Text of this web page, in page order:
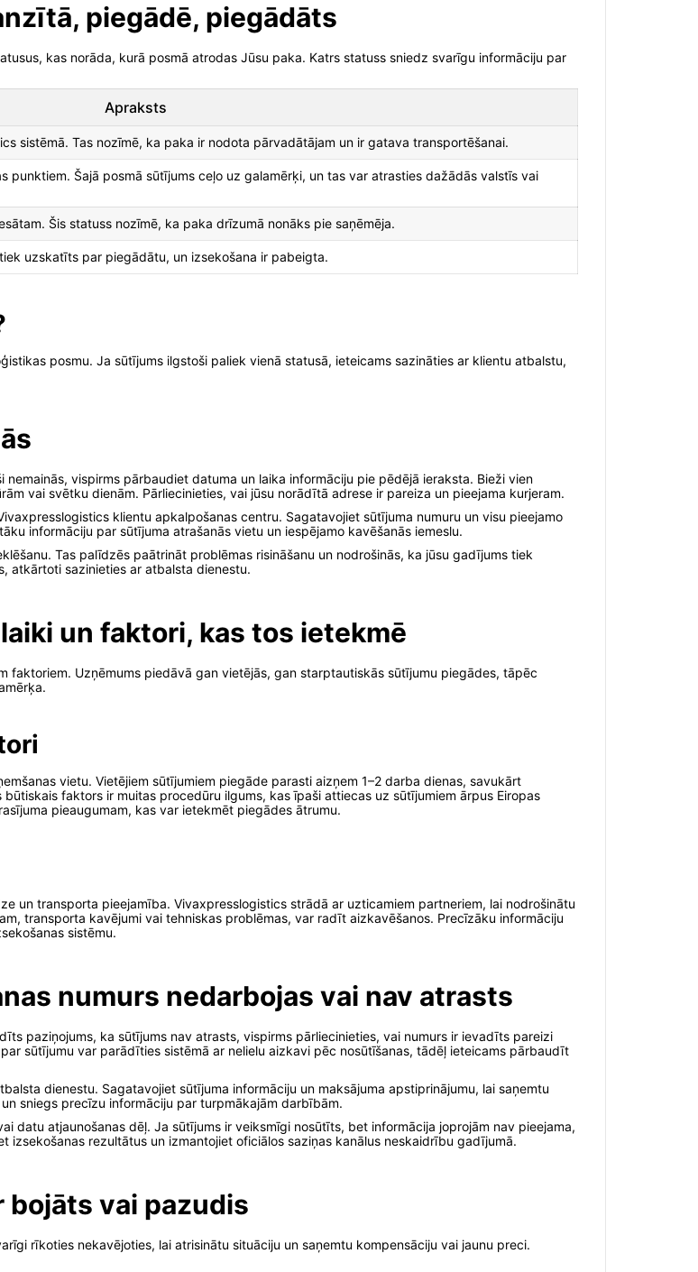
piegādē, piegādāts
kas norāda, kurā posmā atrodas Jūsu paka. Katrs statuss sniedz svarīgu informāciju par
Apraksts
sistēmā. Tas nozīmē, ka paka ir nodota pārvadātājam un ir gatava transportēšanai.
punktiem. Šajā posmā sūtījums ceļo uz galamērķi, un tas var atrasties dažādās valstīs vai
Šis statuss nozīmē, ka paka drīzumā nonāks pie saņēmēja.
uzskatīts par piegādātu, un izsekošana ir pabeigta.
posmu. Ja sūtījums ilgstoši paliek vienā statusā, ieteicams sazināties ar klientu atbalstu,
vispirms pārbaudiet datuma un laika informāciju pie pēdējā ieraksta. Bieži vien
vai svētku dienām. Pārliecinieties, vai jūsu norādītā adrese ir pareiza un pieejama kurjeram.
klientu apkalpošanas centru. Sagatavojiet sūtījuma numuru un visu pieejamo
informāciju par sūtījuma atrašanās vietu un iespējamo kavēšanās iemeslu.
Tas palīdzēs paātrināt problēmas risināšanu un nodrošinās, ka jūsu gadījums tiek
atkārtoti sazinieties ar atbalsta dienestu.
un faktori, kas tos ietekmē
faktoriem. Uzņēmums piedāvā gan vietējās, gan starptautiskās sūtījumu piegādes, tāpēc
vietu. Vietējiem sūtījumiem piegāde parasti aizņem 1–2 darba dienas, savukārt
faktors ir muitas procedūru ilgums, kas īpaši attiecas uz sūtījumiem ārpus Eiropas
pieaugumam, kas var ietekmēt piegādes ātrumu.
un transporta pieejamība. Vivaxpresslogistics strādā ar uzticamiem partneriem, lai nodrošinātu
transporta kavējumi vai tehniskas problēmas, var radīt aizkavēšanos. Precīzāku informāciju
sistēmu.
numurs nedarbojas vai nav atrasts
paziņojums, ka sūtījums nav atrasts, vispirms pārliecinieties, vai numurs ir ievadīts pareizi
sūtījumu var parādīties sistēmā ar nelielu aizkavi pēc nosūtīšanas, tādēļ ieteicams pārbaudīt
dienestu. Sagatavojiet sūtījuma informāciju un maksājuma apstiprinājumu, lai saņemtu
sniegs precīzu informāciju par turpmākajām darbībām.
datu atjaunošanas dēļ. Ja sūtījums ir veiksmīgi nosūtīts, bet informācija joprojām nav pieejama,
rezultātus un izmantojiet oficiālos saziņas kanālus neskaidrību gadījumā.
bojāts vai pazudis
rīkoties nekavējoties, lai atrisinātu situāciju un saņemtu kompensāciju vai jaunu preci.